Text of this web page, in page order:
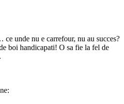
unde nu e carrefour, nu au succes?
boi handicapati! O sa fie la fel de